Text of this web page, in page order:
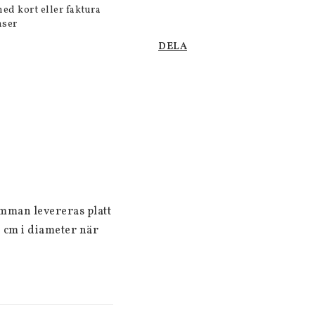
kort eller faktura
DELA
levereras platt
cm i diameter när